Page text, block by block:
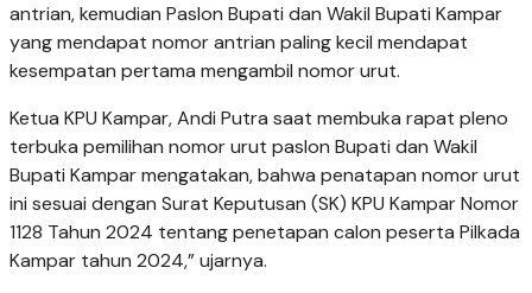
antrian, kemudian Paslon Bupati dan Wakil Bupati Kampar
yang mendapat nomor antrian paling kecil mendapat
kesempatan pertama mengambil nomor urut.
Ketua KPU Kampar, Andi Putra saat membuka rapat pleno
terbuka pemilihan nomor urut paslon Bupati dan Wakil
Bupati Kampar mengatakan, bahwa penatapan nomor urut
ini sesuai dengan Surat Keputusan (SK) KPU Kampar Nomor
1128 Tahun 2024 tentang penetapan calon peserta Pilkada
Kampar tahun 2024,” ujarnya.